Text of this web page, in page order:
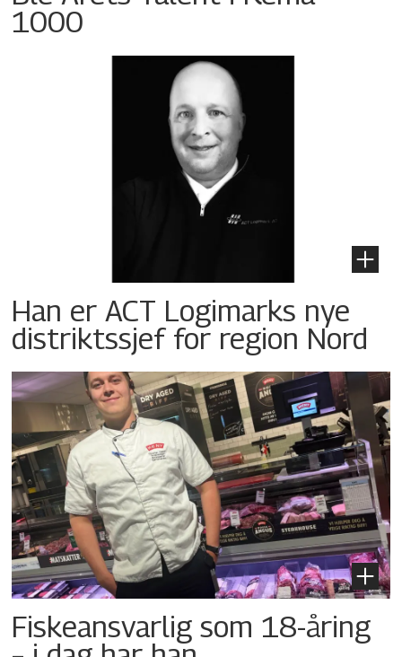
1000
Han er ACT Logimarks nye
distriktssjef for region Nord
Fiskeansvarlig som 18-åring